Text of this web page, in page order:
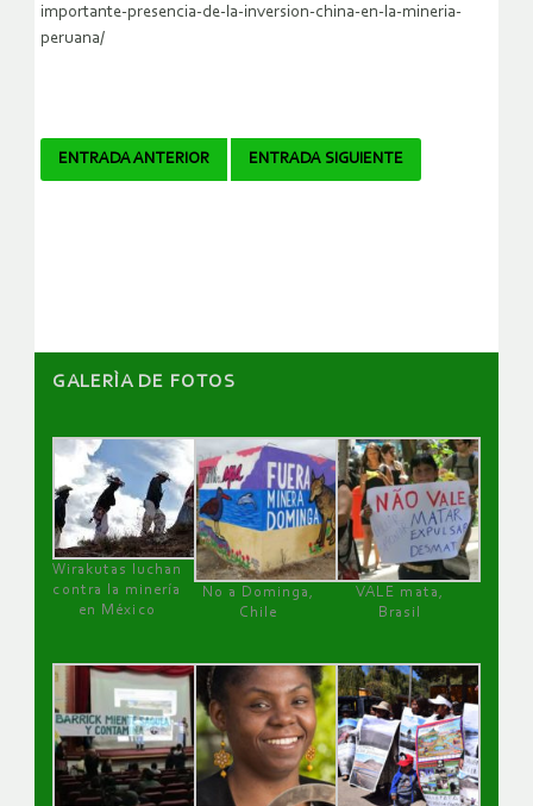
importante-presencia-de-la-inversion-china-en-la-mineria-
peruana/
Navegador
ENTRADA ANTERIOR ENTRADA SIGUIENTE
GALERÌA DE FOTOS
Wirakutas luchan
contra la minería
en México
No a Dominga,
Chile
VALE mata,
Brasil